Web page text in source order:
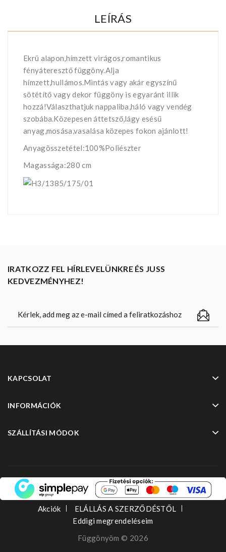
LEÍRÁS
Ekrü alapon,hímzett virágos,romantikus
fényáteresztő függöny.Alja
hímzett,hullámos.Mintás vagy akár egyszínű
sötétítő vagy dekor függöny is egyaránt illik
hozzá!Választhatjuk nappaliba,háló vagy vendég
szobába.Közepesen áttetsző,lágy esésű
anyag,mosása,vasalása közepes fokon ajánlott!
Anyagösszetétel:100%Poliészter
Magassága:280 cm
IRATKOZZ FEL HÍRLEVELÜNKRE ÉS JUSS
KEDVEZMÉNYHEZ!
KAPCSOLAT
INFORMÁCIÓK
SZÁLLÍTÁSI MÓDOK
Akciók
ELÁLLÁS A SZERZŐDÉSTŐL
Eddigi megrendeléseim
Függönyöm © 2026